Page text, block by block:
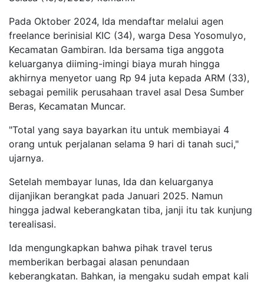
Pada Oktober 2024, Ida mendaftar melalui agen
freelance berinisial KIC (34), warga Desa Yosomulyo,
Kecamatan Gambiran. Ida bersama tiga anggota
keluarganya diiming-imingi biaya murah hingga
akhirnya menyetor uang Rp 94 juta kepada ARM (33),
sebagai pemilik perusahaan travel asal Desa Sumber
Beras, Kecamatan Muncar.
"Total yang saya bayarkan itu untuk membiayai 4
orang untuk perjalanan selama 9 hari di tanah suci,"
ujarnya.
Setelah membayar lunas, Ida dan keluarganya
dijanjikan berangkat pada Januari 2025. Namun
hingga jadwal keberangkatan tiba, janji itu tak kunjung
terealisasi.
Ida mengungkapkan bahwa pihak travel terus
memberikan berbagai alasan penundaan
keberangkatan. Bahkan, ia mengaku sudah empat kali